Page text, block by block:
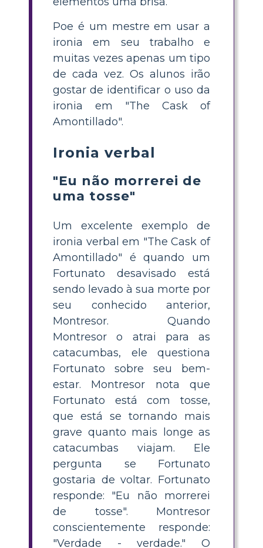
Poe é um mestre em usar a
ironia em seu trabalho e
muitas vezes apenas um tipo
de cada vez. Os alunos irão
gostar de identificar o uso da
ironia em "The Cask of
Amontillado".
Ironia verbal
"Eu não morrerei de
uma tosse"
Um excelente exemplo de
ironia verbal em "The Cask of
Amontillado" é quando um
Fortunato desavisado está
sendo levado à sua morte por
seu conhecido anterior,
Montresor. Quando
Montresor o atrai para as
catacumbas, ele questiona
Fortunato sobre seu bem-
estar. Montresor nota que
Fortunato está com tosse,
que está se tornando mais
grave quanto mais longe as
catacumbas viajam. Ele
pergunta se Fortunato
gostaria de voltar. Fortunato
responde: "Eu não morrerei
de tosse". Montresor
conscientemente responde:
"Verdade - verdade." O